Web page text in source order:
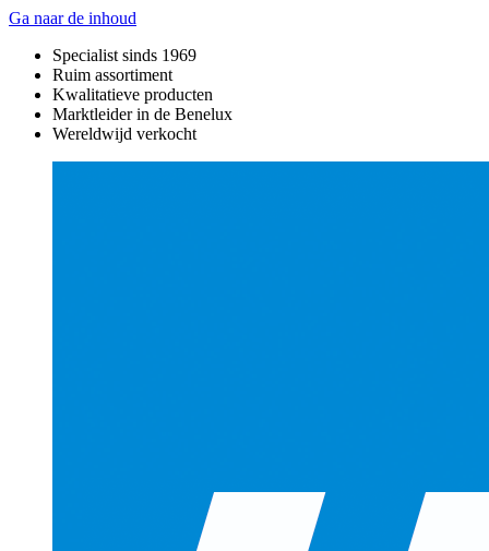
Ga naar de inhoud
Specialist sinds 1969
Ruim assortiment
Kwalitatieve producten
Marktleider in de Benelux
Wereldwijd verkocht